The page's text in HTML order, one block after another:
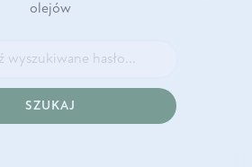
olejów
SZUKAJ